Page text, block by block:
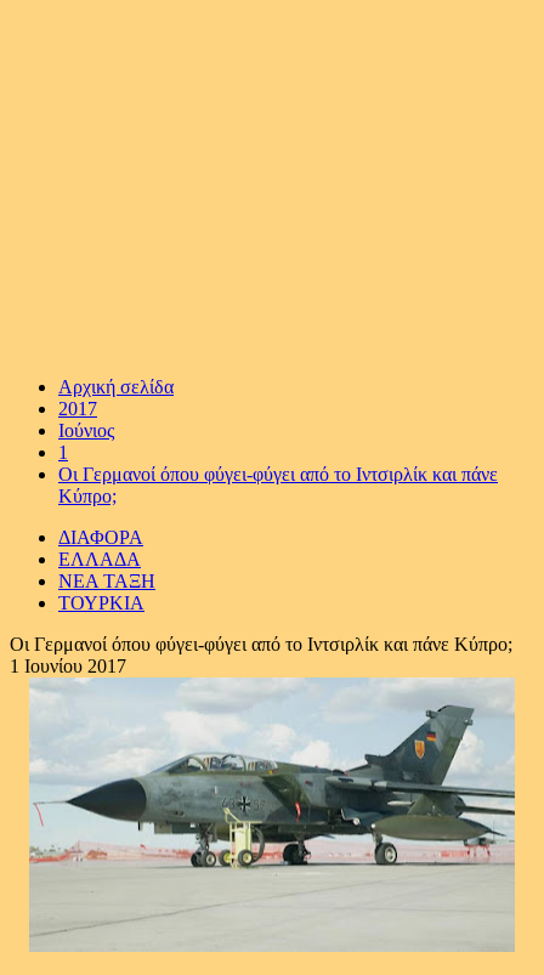
Αρχική σελίδα
2017
Ιούνιος
1
Οι Γερμανοί όπου φύγει-φύγει από το Ιντσιρλίκ και πάνε
Κύπρο;
ΔΙΑΦΟΡΑ
ΕΛΛΑΔΑ
ΝΕΑ ΤΑΞΗ
ΤΟΥΡΚΙΑ
Οι Γερμανοί όπου φύγει-φύγει από το Ιντσιρλίκ και πάνε Κύπρο;
1 Ιουνίου 2017